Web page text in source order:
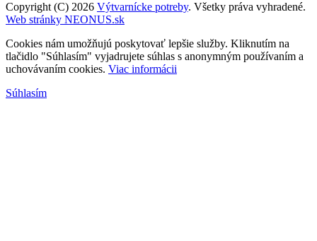
Copyright (C) 2026 Výtvarnícke potreby. Všetky práva vyhradené.
Web stránky NEONUS.sk
Cookies nám umožňujú poskytovať lepšie služby. Kliknutím na
tlačidlo "Súhlasím" vyjadrujete súhlas s anonymným používaním a
uchovávaním cookies. Viac informácii
Súhlasím